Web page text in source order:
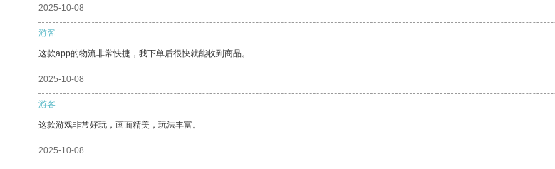
2025-10-08
游客
这款app的物流非常快捷，我下单后很快就能收到商品。
2025-10-08
游客
这款游戏非常好玩，画面精美，玩法丰富。
2025-10-08